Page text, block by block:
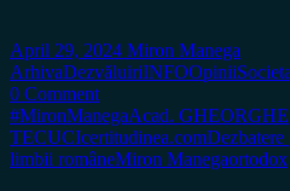
April 29, 2024 Miron Manega
ArhivaDezvăluiriINFOOpinii
0 Comment
#MironManegaAcad. GHEORGHE
TECUCIcertitudinea.com
limbii româneMiron Manegaortodox